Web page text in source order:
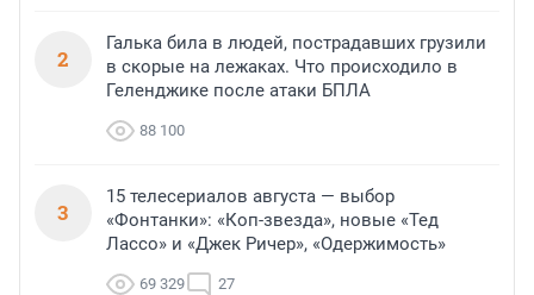
2
Галька била в людей, пострадавших грузили
в скорые на лежаках. Что происходило в
Геленджике после атаки БПЛА
88 100
3
15 телесериалов августа — выбор
«Фонтанки»: «Коп-звезда», новые «Тед
Лассо» и «Джек Ричер», «Одержимость»
69 329 27